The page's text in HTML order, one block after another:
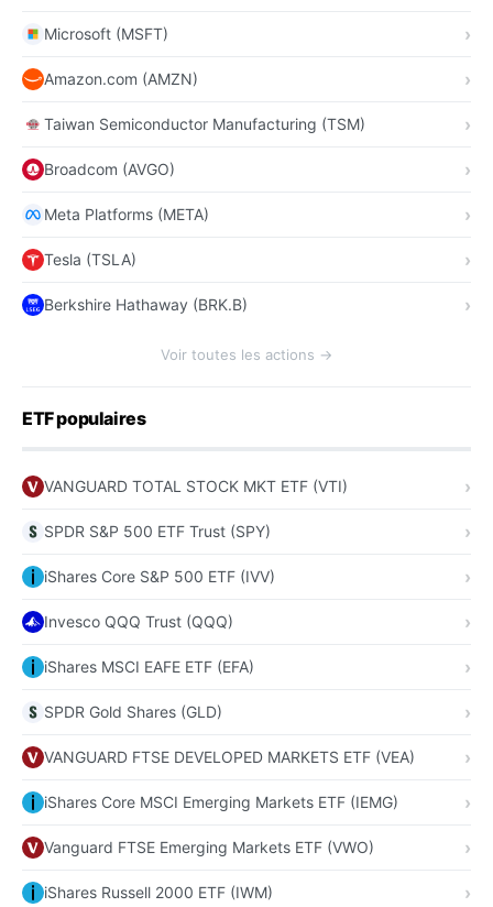
Microsoft (MSFT)
Amazon.com (AMZN)
Taiwan Semiconductor Manufacturing (TSM)
Broadcom (AVGO)
Meta Platforms (META)
Tesla (TSLA)
Berkshire Hathaway (BRK.B)
Voir toutes les actions →
ETF populaires
VANGUARD TOTAL STOCK MKT ETF (VTI)
SPDR S&P 500 ETF Trust (SPY)
iShares Core S&P 500 ETF (IVV)
Invesco QQQ Trust (QQQ)
iShares MSCI EAFE ETF (EFA)
SPDR Gold Shares (GLD)
VANGUARD FTSE DEVELOPED MARKETS ETF (VEA)
iShares Core MSCI Emerging Markets ETF (IEMG)
Vanguard FTSE Emerging Markets ETF (VWO)
iShares Russell 2000 ETF (IWM)